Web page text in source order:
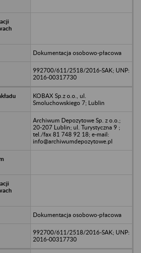
Dokumentacja osobowo-płacowa
992700/611/2518/2016-SAK; UNP:
2016-00317730
KOBAX Sp.z o.o., ul.
Smoluchowskiego 7; Lublin
Archiwum Depozytowe Sp. z o.o.;
20-207 Lublin; ul. Turystyczna 9 ;
tel./fax 81 748 92 18; e-mail:
info@archiwumdepozytowe.pl
Dokumentacja osobowo-płacowa
992700/611/2518/2016-SAK; UNP:
2016-00317730